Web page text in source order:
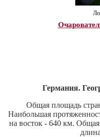
Германия.
Общая площадь
Наибольшая
на восток - 640 км.